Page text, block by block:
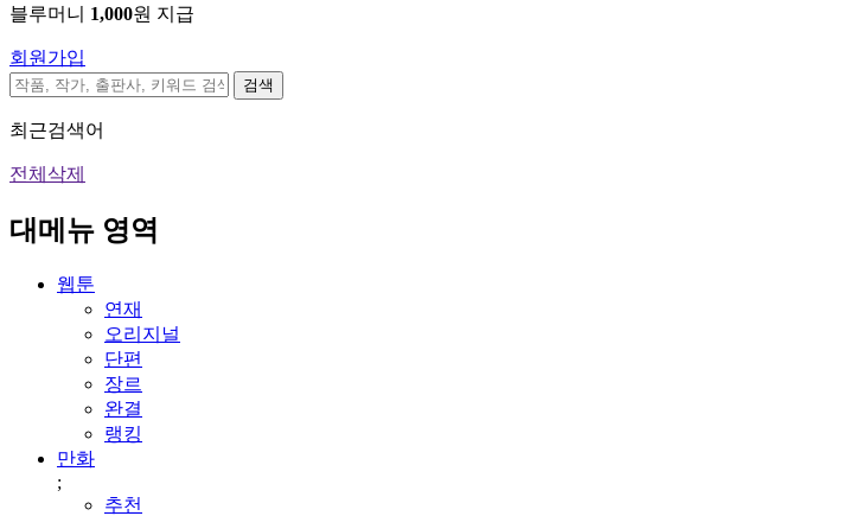
블루머니 1,000원 지급
회원가입
검색
최근검색어
전체삭제
대메뉴 영역
웹툰
연재
오리지널
단편
장르
완결
랭킹
만화
;
추천